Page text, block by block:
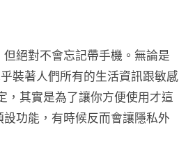
絕對不會忘記帶手機。無論是
裝著人們所有的生活資訊跟敏感
，其實是為了讓你方便使用才這
功能，有時候反而會讓隱私外